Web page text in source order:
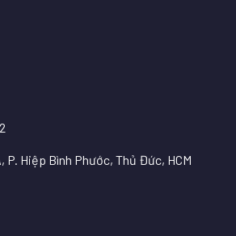
P. Hiệp Bình Phước, Thủ Đức, HCM